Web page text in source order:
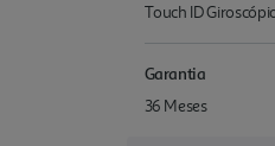
Touch ID
Garantia
36 Meses